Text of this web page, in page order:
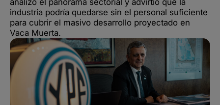
analizó el panorama sectorial y advirtió que la
industria podría quedarse sin el personal suficiente
para cubrir el masivo desarrollo proyectado en
Vaca Muerta.